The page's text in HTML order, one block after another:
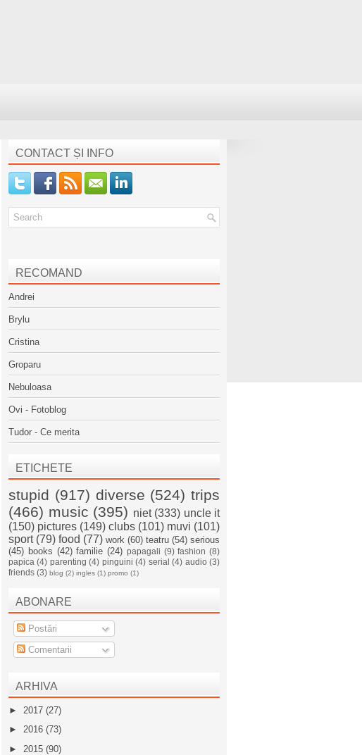
CONTACT ȘI INFO
RECOMAND
Andrei
Brylu
Cristina
Groparu
Nebuloasa
Ovi - Fotoblog
Tudor - Ce merita
ETICHETE
stupid (917) diverse (524) trips
(466) music (395) niet (333) uncle it
(150) pictures (149) clubs (101) muvi (101)
sport (79) food (77) work (60) teatru (54) serious
(45) books (42) familie (24) papagali (9) fashion (8)
papica (4) parenting (4) pinguini (4) serial (4) audio (3)
friends (3) blog (2) ingles (1) promo (1)
ABONARE
Postări
Comentarii
ARHIVA
► 2017 (27)
► 2016 (73)
► 2015 (90)